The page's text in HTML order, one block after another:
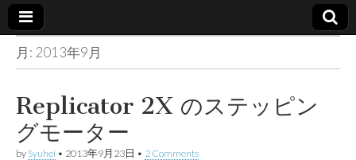
Made in
container
月: 2013年9月
Replicator 2X のステッピン
グモーター
by Syuhei • 2013年9月23日 • 2 Comments